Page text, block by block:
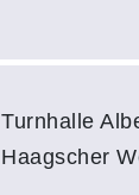
Turnhalle
Haagscher